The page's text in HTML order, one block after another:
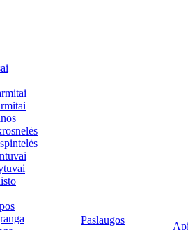
Paslaugos